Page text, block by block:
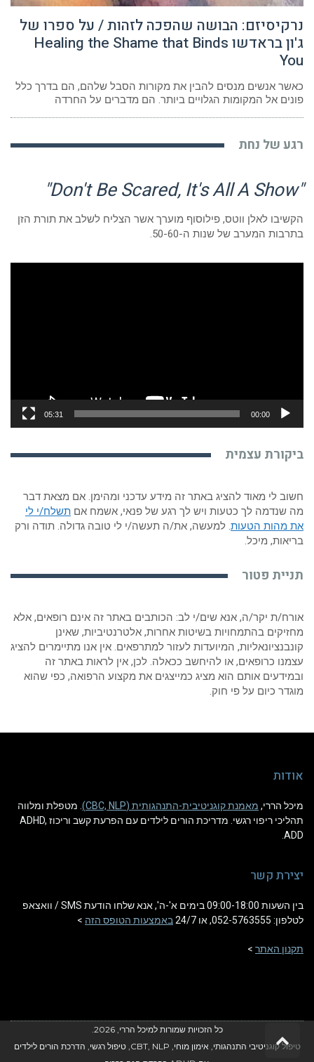
נרקיסיזם: הבושה שהפכה לזהות / על ספרו של
ג'ון בראדשו Healing the Shame that Binds
You
כאשר אנשים מנסים להבין את מקורות הסבל שלהם, הם בדרך כלל
פונים אל המקומות הגלויים ביותר. הם מדברים על החרדה
רגע של נחת
"Don't Be Scared, It's All A Show"
הקשיבו לאלן ווטס, פילוסוף מוערך אשר הצליח לשלב את תורת הזן
בתרבות המערב של שנות ה-50-60.
00:00
05:31
ביקורת עצמית
חשוב לי מאוד להציג באתר זה מידע עדכני ומהימן. אם מצאת דבר
מה שנדמה לך כטעות ויש לך רגע של פנאי, אשמח אם תשלח/י לי
את מהות הטעות. למעשה, את/ה תעשה/י לי טובה גדולה. תודה ורק
בריאות, מיכל.
תניית פטור
אורח/ת יקר/ה, אנא שים/י לב: הכותבים באתר זה אינם רופאים, אלא
מחזיקים בהתמחויות בשיטות אחרות, אלטרנטיביות, שאינן
קונבנציונאליות, המיועדות לעזור למתרפאים. אין אנו מתיימרים להציג
עצמנו כרופאים, או להיחשב ככאלה. לכן, אין לראות באתר זה
ובמידעים אותם הוא מציג כמייצגים את מקצוע הרפואה, כפי שהוא
מוגדר כיום על פי חוק.
אודות
מיכל הררי, מאמנת קוגניטיבית-התנהגותית (CBC, NLP)
. מטפלת ומלווה
תהליכי ריפוי רגשי. מדריכת הורים לילדים עם הפרעת קשב וריכוז ADHD,
ADD.
יצירת קשר
בין השעות 09:00-18:00 בימים א'-ה', אנא שלחו הודעת SMS / וואצאפ
לטלפון: 052-5763555, או 24/7
באמצעות הטופס הזה >
תקנון האתר >
כל הזכויות שמורות למיכל הררי, 2026.
טיפול קוגניטיבי התנהגותי, אימון מוחי, CBT, NLP, טיפול רגשי, הדרכת הורים לילדים
גלילה לראש העמוד